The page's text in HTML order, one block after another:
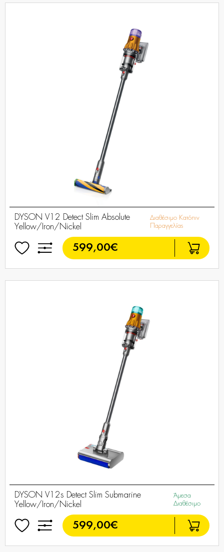
DYSON V12 Detect Slim Absolute
Yellow/Iron/Nickel
Διαθέσιμο Κατόπιν
Παραγγελίας
599,00€
DYSON V12s Detect Slim Submarine
Yellow/Iron/Nickel
Άμεσα
Διαθέσιμο
599,00€